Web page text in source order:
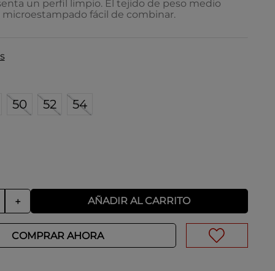
un perfil limpio. El tejido de peso medio
fácil de combinar.
50 52 54
＋ AÑADIR AL CARRITO
COMPRAR AHORA